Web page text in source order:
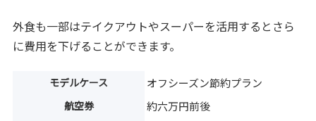
外食も一部はテイクアウトやスーパーを活用するとさら
に費用を下げることができます。
モデルケース オフシーズン節約プラン
航空券 約六万円前後